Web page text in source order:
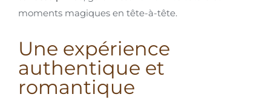
moments magiques en tête-à-tête.
Une expérience
authentique et
romantique